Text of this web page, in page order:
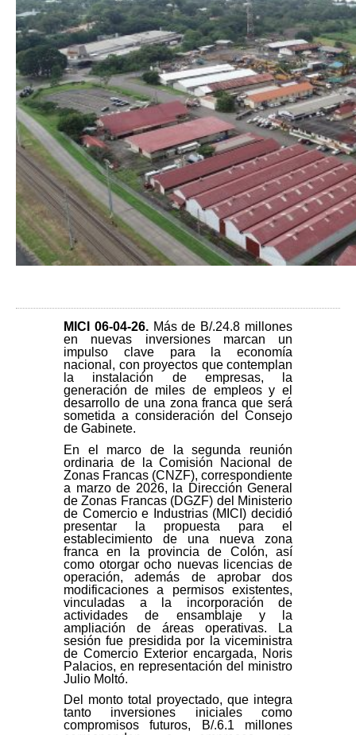
MICI 06-04-26. Más de B/.24.8 millones
en nuevas inversiones marcan un
impulso clave para la economía
nacional, con proyectos que contemplan
la instalación de empresas, la
generación de miles de empleos y el
desarrollo de una zona franca que será
sometida a consideración del Consejo
de Gabinete.
En el marco de la segunda reunión
ordinaria de la Comisión Nacional de
Zonas Francas (CNZF), correspondiente
a marzo de 2026, la Dirección General
de Zonas Francas (DGZF) del Ministerio
de Comercio e Industrias (MICI) decidió
presentar la propuesta para el
establecimiento de una nueva zona
franca en la provincia de Colón, así
como otorgar ocho nuevas licencias de
operación, además de aprobar dos
modificaciones a permisos existentes,
vinculadas a la incorporación de
actividades de ensamblaje y la
ampliación de áreas operativas. La
sesión fue presidida por la viceministra
de Comercio Exterior encargada, Noris
Palacios, en representación del ministro
Julio Moltó.
Del monto total proyectado, que integra
tanto inversiones iniciales como
compromisos futuros, B/.6.1 millones